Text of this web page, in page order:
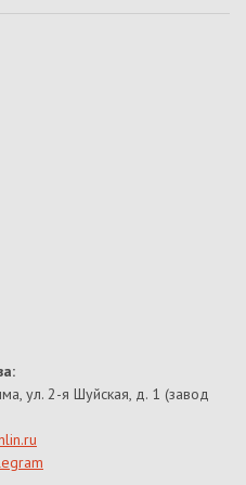
ул. 2-я Шуйская, д. 1 (завод